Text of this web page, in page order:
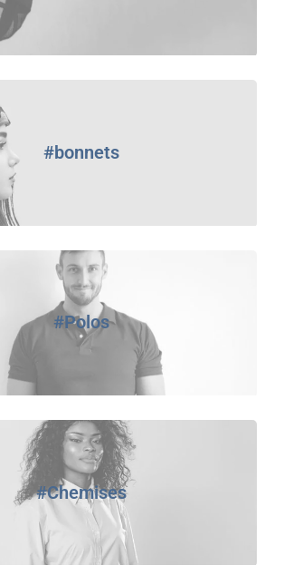
#bonnets
#Polos
#Chemises